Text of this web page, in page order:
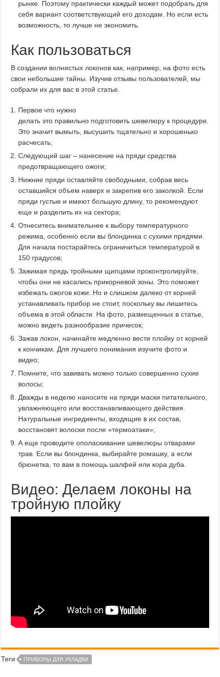
рынке. Поэтому практически каждый может подобрать для
себя вариант соответствующий его доходам. Но если есть
возможность, то лучше не экономить.
Как пользоваться
В создании волнистых локонов как, например, на фото есть
свои небольшие тайны. Изучив отзывы пользователей, мы
собрали их для вас в этой статье.
Первое что нужно
делать это правильно подготовить шевелюру к процедуре.
Это значит вымыть, высушить тщательно и хорошенько
расчесать;
Следующий шаг – нанесение на пряди средства
предотвращающего ожоги;
Нижние пряди оставляйте свободными, собрав весь
оставшийся объем наверх и закрепив его заколкой. Если
пряди густые и имеют большую длину, то рекомендуют
еще и разделить их на сектора;
Отнеситесь внимательнее к выбору температурного
режима, особенно если вы блондинка с сухими прядями.
Для начала постарайтесь ограничиться температурой в
150 градусов;
Зажимая прядь тройными щипцами проконтролируйте,
чтобы они не касались прикорневой зоны. Это поможет
избежать ожогов кожи. Но и слишком далеко от корней
устанавливать прибор не стоит, поскольку вы лишитесь
объема в этой области. На фото, размещенных в статье,
можно видеть разнообразие причесок;
Зажав локон, начинайте медленно вести плойку от корней
к кончикам. Для лучшего понимания изучите фото и
видео;
Помните, что завивать можно только совершенно сухие
волосы;
Дважды в неделю наносите на пряди маски питательного,
увлажняющего или восстанавливающего действия.
Натуральные ингредиенты, входящие в их состав,
восстановят волоски после «термоатаки»;
А еще проводите ополаскивание шевелюры отварами
трав. Если вы блондинка, выбирайте ромашку, а если
брюнетка, то вам в помощь шалфей или кора дуба.
Видео: Делаем локоны на
тройную плойку
Теги ПРИБОРЫ ДЛЯ УКЛАДКИ